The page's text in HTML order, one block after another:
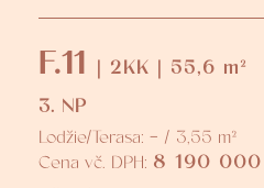
F.11 | 2KK | 55,6 m²
3. NP
Lodžie/Terasa: - / 3,55 m²
Cena vč. DPH: 8 190 000